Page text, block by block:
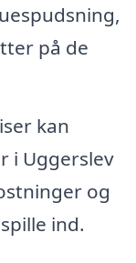
på de
kan
i Uggerslev
og
ind.